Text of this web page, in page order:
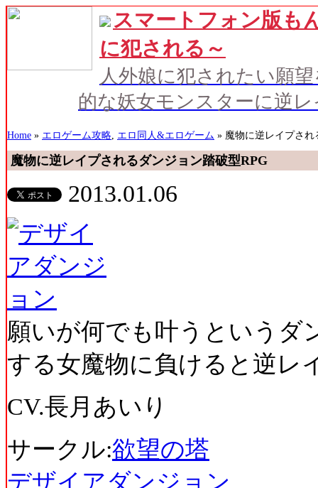
スマートフォン版も
に犯される～
人外娘に犯されたい願
的な妖女モンスターに逆
Home » エロゲーム攻略, エロ同人&エロゲーム » 魔物に逆レイプされ
魔物に逆レイプされるダンジョン踏破型RPG
2013.01.06
願いが何でも叶うというダ
する女魔物に負けると逆レ
CV.長月あいり
サークル:欲望の塔
デザイアダンジョン